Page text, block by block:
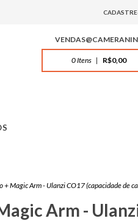
0Itens | R$0,00
+ Magic Arm - Ulanzi CO17 (capacidade de
Arm -